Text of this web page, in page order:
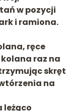
w pozycji
i ramiona.
ręce
kolana raz na
skręt
na
leżąco